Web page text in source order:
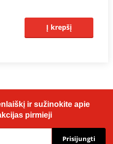
Į krepšį
ir sužinokite apie
pirmieji
Prisijungti